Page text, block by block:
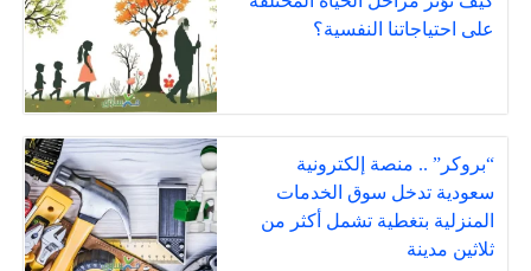
على احتياجاتنا النفسية؟
“بروكر” .. منصة إلكترونية
سعودية تدخل سوق الخدمات
المنزلية بتغطية تشمل أكثر من
ثلاثين مدينة